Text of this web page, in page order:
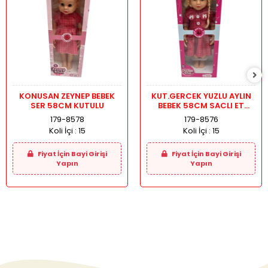
KONUSAN ZEYNEP BEBEK
SER 58CM KUTULU
179-8578
Koli İçi : 15
Fiyat İçin Bayi Girişi
Yapın
KUT.GERCEK YUZLU AYLIN
BEBEK 58CM SACLI ET
BACAK
179-8576
Koli İçi : 15
Fiyat İçin Bayi Girişi
Yapın